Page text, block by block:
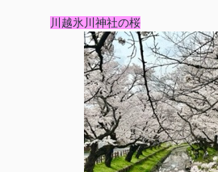
川越氷川神社の桜